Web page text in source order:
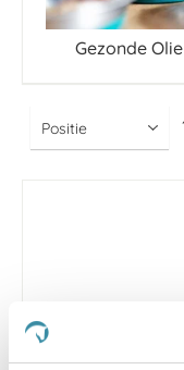
Gezonde Olie